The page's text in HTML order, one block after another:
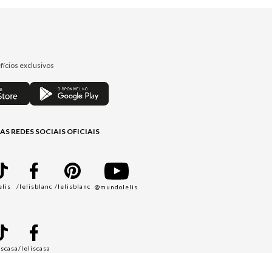
exclusivos
REDES SOCIAIS OFICIAIS
/lelisblanc /lelisblanc @mundolelis
/leliscasa